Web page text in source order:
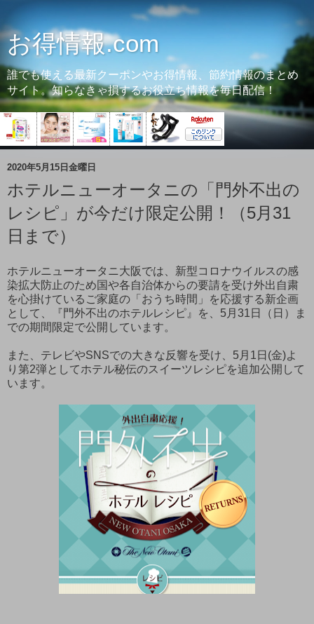
お得情報.com
誰でも使える最新クーポンやお得情報、節約情報のまとめ
サイト。知らなきゃ損するお役立ち情報を毎日配信！
2020年5月15日金曜日
ホテルニューオータニの「門外不出の
レシピ」が今だけ限定公開！（5月31
日まで）
ホテルニューオータニ大阪では、新型コロナウイルスの感
染拡大防止のため国や各自治体からの要請を受け外出自粛
を心掛けているご家庭の「おうち時間」を応援する新企画
として、『門外不出のホテルレシピ』を、5月31日（日）ま
での期間限定で公開しています。
また、テレビやSNSでの大きな反響を受け、5月1日(金)よ
り第2弾としてホテル秘伝のスイーツレシピを追加公開して
います。